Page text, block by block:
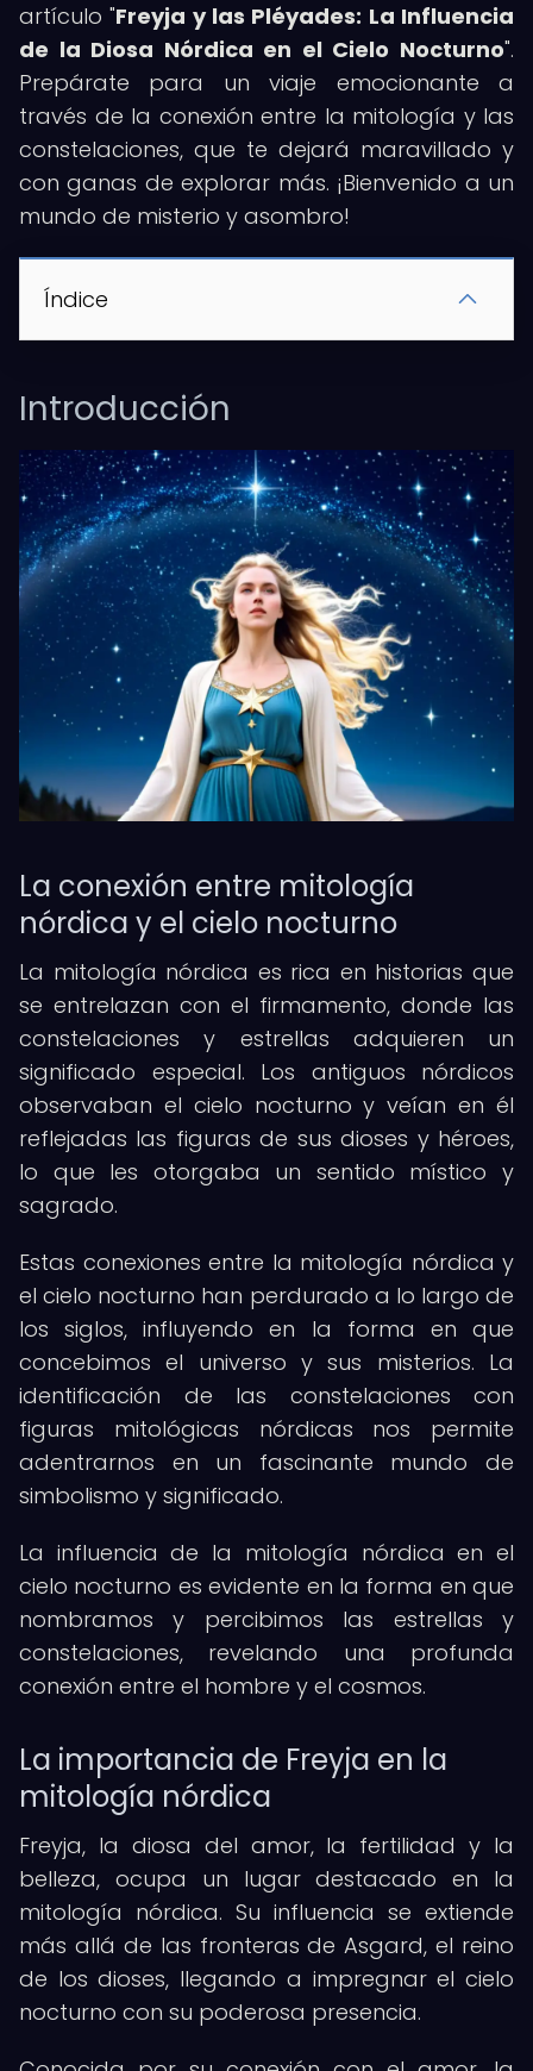
artículo "Freyja y las Pléyades: La Influencia
de la Diosa Nórdica en el Cielo Nocturno".
Prepárate para un viaje emocionante a
través de la conexión entre la mitología y las
constelaciones, que te dejará maravillado y
con ganas de explorar más. ¡Bienvenido a un
mundo de misterio y asombro!
Índice
Introducción
La conexión entre mitología
nórdica y el cielo nocturno
La mitología nórdica es rica en historias que
se entrelazan con el firmamento, donde las
constelaciones y estrellas adquieren un
significado especial. Los antiguos nórdicos
observaban el cielo nocturno y veían en él
reflejadas las figuras de sus dioses y héroes,
lo que les otorgaba un sentido místico y
sagrado.
Estas conexiones entre la mitología nórdica y
el cielo nocturno han perdurado a lo largo de
los siglos, influyendo en la forma en que
concebimos el universo y sus misterios. La
identificación de las constelaciones con
figuras mitológicas nórdicas nos permite
adentrarnos en un fascinante mundo de
simbolismo y significado.
La influencia de la mitología nórdica en el
cielo nocturno es evidente en la forma en que
nombramos y percibimos las estrellas y
constelaciones, revelando una profunda
conexión entre el hombre y el cosmos.
La importancia de Freyja en la
mitología nórdica
Freyja, la diosa del amor, la fertilidad y la
belleza, ocupa un lugar destacado en la
mitología nórdica. Su influencia se extiende
más allá de las fronteras de Asgard, el reino
de los dioses, llegando a impregnar el cielo
nocturno con su poderosa presencia.